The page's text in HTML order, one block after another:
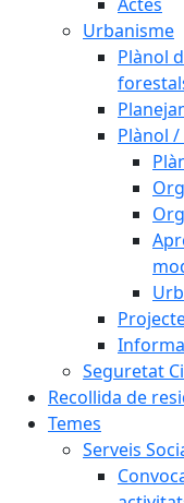
Urbanisme
Plànol
Plànol
Seguretat
Recollida de
Temes
Serveis